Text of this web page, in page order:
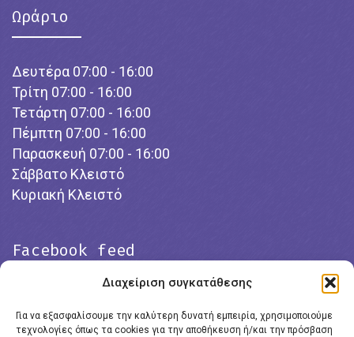
Διαχείριση συγκατάθεσης
Για να εξασφαλίσουμε την καλύτερη δυνατή εμπειρία, χρησιμοποιούμε
τεχνολογίες όπως τα cookies για την αποθήκευση ή/και την πρόσβαση
Ωράριο
Δευτέρα 07:00 - 16:00
Τρίτη 07:00 - 16:00
Τετάρτη 07:00 - 16:00
Πέμπτη 07:00 - 16:00
Παρασκευή 07:00 - 16:00
Σάββατο Κλειστό
Κυριακή Κλειστό
Facebook feed